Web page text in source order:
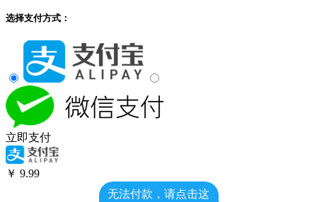
选择支付方式：
立即支付
￥ 9.99
无法付款，请点击这